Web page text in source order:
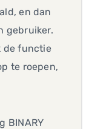
en dan
gebruiker.
de functie
te roepen,
BINARY